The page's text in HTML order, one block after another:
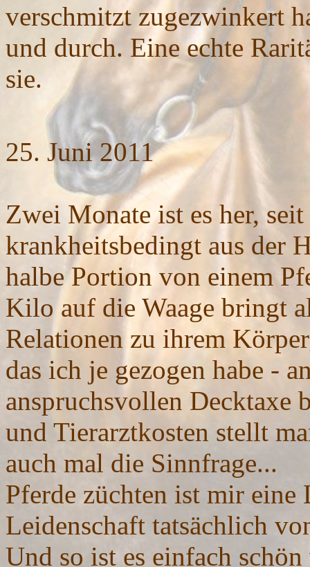
verschmitzt zugezwinkert
und durch. Eine echte
sie.
25. Juni2011
Zwei Monate ist es her,
krankheitsbedingt aus der
halbe Portion von einem
Kilo auf die Waage bringt
Relationen zu ihrem
das ich je gezogen habe -
anspruchsvollen
und Tierarztkosten stellt
auch mal die Sinnfrage...
Pferde züchten ist mir eine
Leidenschaft tatsächlich
Und so ist es einfach